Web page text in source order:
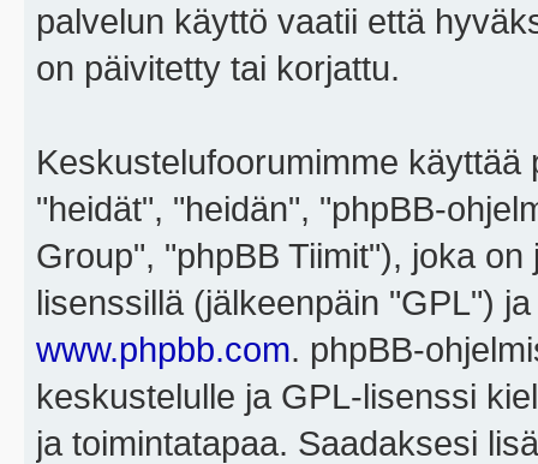
palvelun käyttö vaatii että
on päivitetty tai korjattu.
Keskustelufoorumimme
"heidät", "heidän", "phpBB-
Group", "phpBB Tiimit"), joka on
lisenssillä (jälkeenpäin "GPL")
www.phpbb.com. phpBB-
keskustelulle ja GPL-lisenssi
ja toimintatapaa. Saadaksesi